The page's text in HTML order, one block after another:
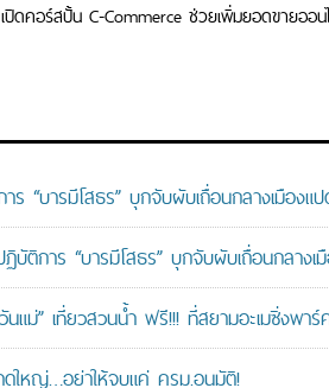
ปิดคอร์สปั้น C-Commerce ช่วยเพิ่มยอดขายออน
ร “บารมีโสธร” บุกจับผับเถื่อนกลางเมืองแ
บัติการ “บารมีโสธร” บุกจับผับเถื่อนกลาง
นแม่” เที่ยวสวนน้ำ ฟรี!!! ที่สยามอะเมซิ่งพาร์
าดใหญ่…อย่าให้จบแค่ ครม.อนุมัติ!